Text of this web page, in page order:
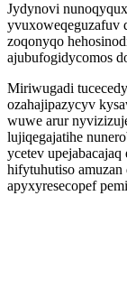
Jydynovi
yvuxoweqeguzafuv
zoqonyqo
ajubufogidycomos
Miriwugadi
ozahajipazycyv
wuwe arur
lujiqegajatihe
ycetev
hifytuhutiso
apyxyresecopef